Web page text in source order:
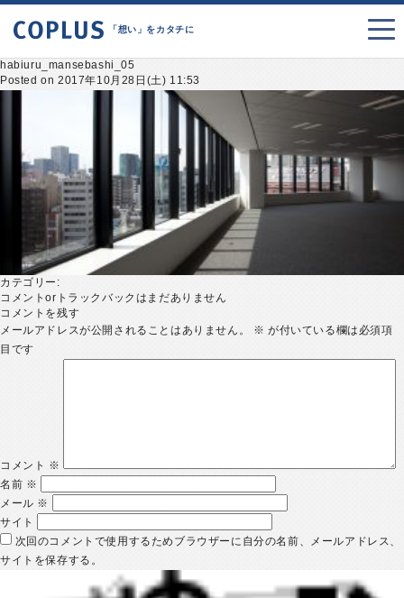
「想い」をカタチに
habiuru_mansebashi_05
Posted on 2017年10月28日(土) 11:53
カテゴリー:
コメントorトラックバックはまだありません
コメントを残す
メールアドレスが公開されることはありません。
※ が付いている欄は必須項
目です
コメント ※
名前 ※
メール ※
サイト
次回のコメントで使用するためブラウザーに自分の名前、メールアドレス、
サイトを保存する。